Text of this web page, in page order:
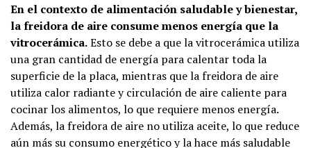
En el contexto de alimentación saludable y bienestar,
la freidora de aire consume menos energía que la
vitrocerámica.Esto se debe a que la vitrocerámica utiliza
una gran cantidad de energía para calentar toda la
superficie de la placa, mientras que la freidora de aire
utiliza calor radiante y circulación de aire caliente para
cocinar los alimentos, lo que requiere menos energía.
Además, la freidora de aire no utiliza aceite, lo que reduce
aún más su consumo energético y la hace más saludable